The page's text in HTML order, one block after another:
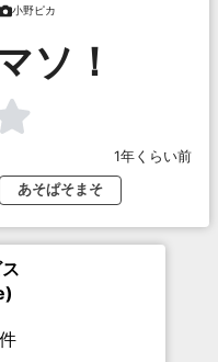
小野ピカ
ソ！
1年くらい前
あそぱそまそ
件